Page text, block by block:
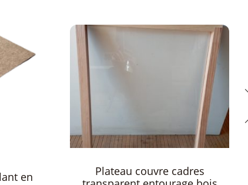
cadres
Couvre cadres isolant